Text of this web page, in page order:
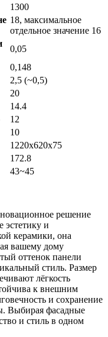
1300
18, максимальное
отдельное значение 16
0,05
0,148
2,5 (~0,5)
20
14.4
12
10
1220x620x75
172.8
43~45
решение
эстетику и
керамики, она
вашему дому
оттенок панели
стиль. Размер
лёгкость
к внешним
и сохранение
Выбирая фасадные
и стиль в одном